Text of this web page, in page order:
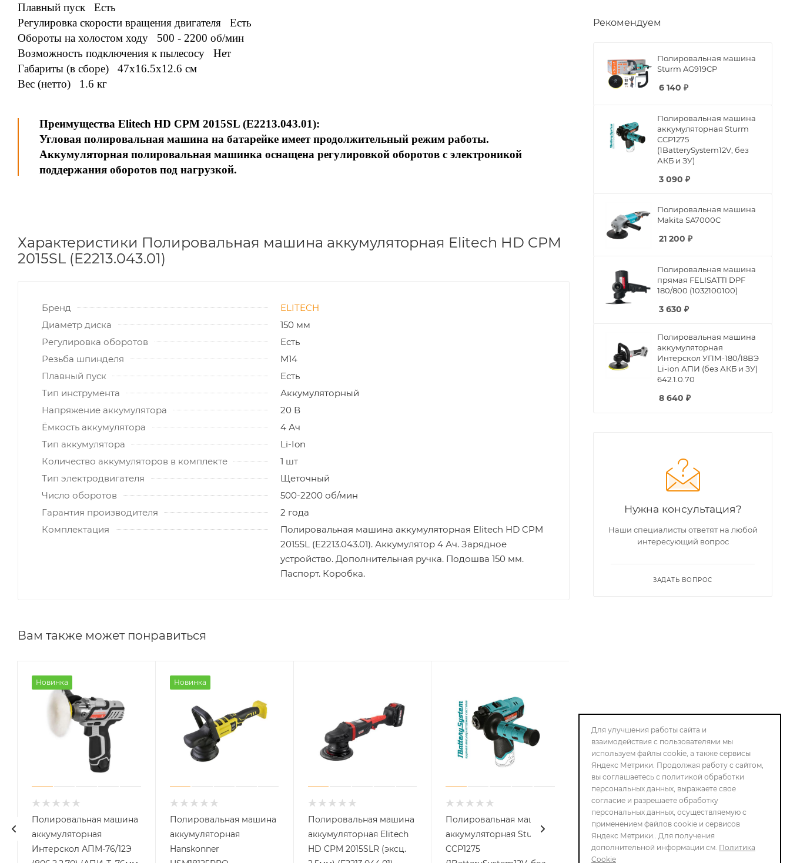
Плавный пуск Есть
Регулировка скорости вращения двигателя Есть
Обороты на холостом ходу 500 - 2200 об/мин
Возможность подключения к пылесосу Нет
Габариты (в сборе) 47x16.5x12.6 см
Вес (нетто) 1.6 кг
Преимущества Elitech HD CPM 2015SL (E2213.043.01):
Угловая полировальная машина на батарейке имеет продолжительный режим работы.
Аккумуляторная полировальная машинка оснащена регулировкой оборотов с электроникой
поддержания оборотов под нагрузкой.
Характеристики Полировальная машина аккумуляторная Elitech HD CPM
2015SL (E2213.043.01)
Бренд
ELITECH
Диаметр диска
150 мм
Регулировка оборотов
Есть
Резьба шпинделя
M14
Плавный пуск
Есть
Тип инструмента
Аккумуляторный
Напряжение аккумулятора
20 В
Ёмкость аккумулятора
4 Ач
Тип аккумулятора
Li-Ion
Количество аккумуляторов в комплекте
1 шт
Тип электродвигателя
Щеточный
Число оборотов
500-2200 об/мин
Гарантия производителя
2 года
Комплектация
Полировальная машина аккумуляторная Elitech HD CPM
2015SL (E2213.043.01). Аккумулятор 4 Ач. Зарядное
устройство. Дополнительная ручка. Подошва 150 мм.
Паспорт. Коробка.
Вам также может понравиться
Новинка
Полировальная машина
аккумуляторная
Интерскол АПМ-76/12Э
Новинка
Полировальная машина
аккумуляторная
Hanskonner
Полировальная машина
аккумуляторная Elitech
HD CPM 2015SLR (эксц.
Полировальная машина
аккумуляторная Sturm
CCP1275
Полировальная машина
аккумуляторная
Greenworks G24BU10
Интерскол
Рекомендуем
Полировальная машина
Sturm AG919CP
6 140 ₽
Полировальная машина
аккумуляторная Sturm
CCP1275
(1BatterySystem12V, без
АКБ и ЗУ)
3 090 ₽
Полировальная машина
Makita SA7000C
21 200 ₽
Полировальная машина
прямая FELISATTI DPF
180/800 (1032100100)
3 630 ₽
Полировальная машина
аккумуляторная
Интерскол УПМ-180/18ВЭ
Li-ion АПИ (без АКБ и ЗУ)
642.1.0.70
8 640 ₽
Нужна консультация?
Наши специалисты ответят на любой
интересующий вопрос
ЗАДАТЬ ВОПРОС
Для улучшения работы сайта и
взаимодействия с пользователями мы
используем файлы cookie, а также сервисы
Яндекс Метрики. Продолжая работу с сайтом,
вы соглашаетесь с политикой обработки
персональных данных, выражаете свое
согласие и разрешаете обработку
персональных данных, осуществляемую с
применением файлов cookie и сервисов
Яндекс Метрики.. Для получения
дополнительной информации см. Политика
Cookie